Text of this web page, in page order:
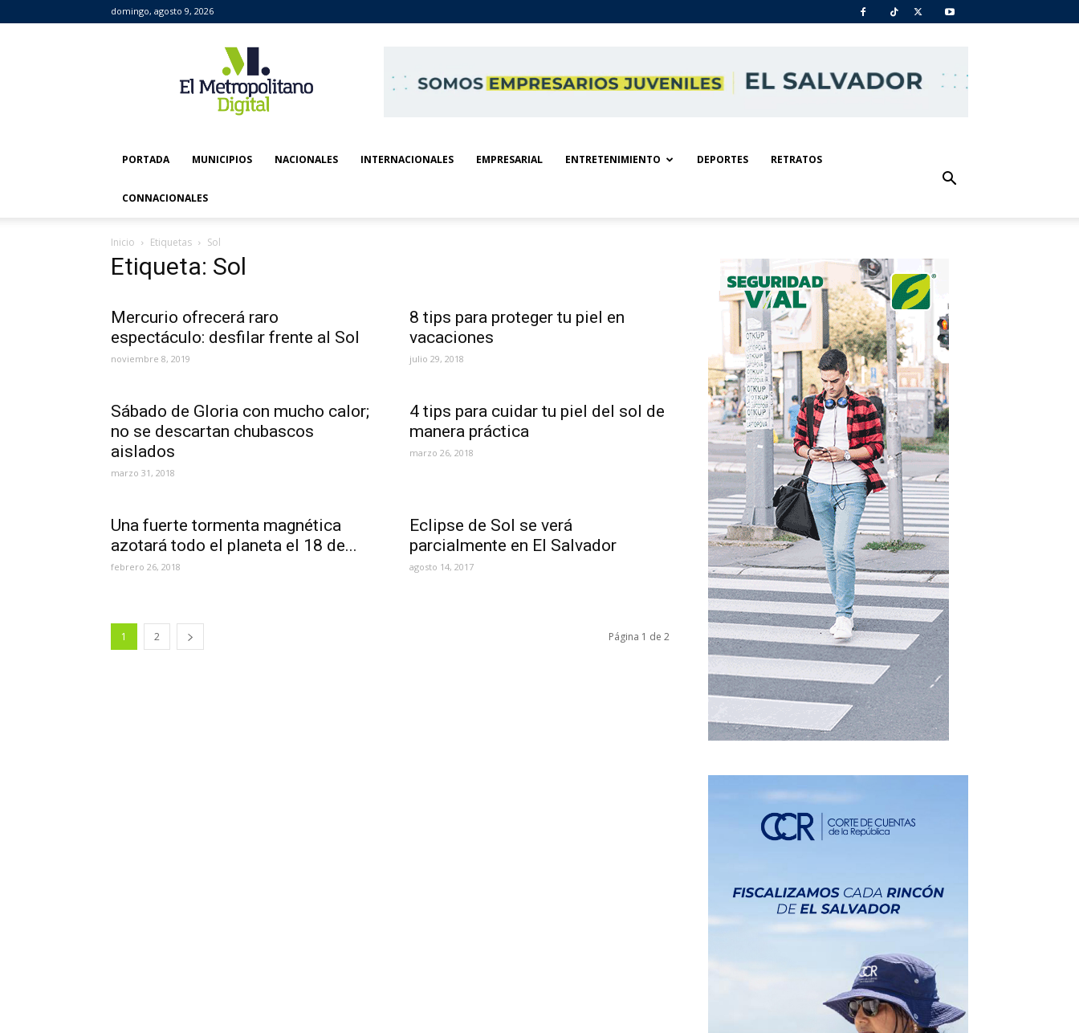
domingo, agosto 9, 2026
Metropolitano
Digital
PORTADA MUNICIPIOS NACIONALES INTERNACIONALES EMPRESARIAL ENTRETENIMIENTO DEPORTES RETRATOS
CONNACIONALES
Inicio Etiquetas Sol
Etiqueta: Sol
Mercurio ofrecerá raro
espectáculo: desfilar frente al Sol
noviembre 8, 2019
8 tips para proteger tu piel en
vacaciones
julio 29, 2018
Sábado de Gloria con mucho calor;
no se descartan chubascos
aislados
marzo 31, 2018
4 tips para cuidar tu piel del sol de
manera práctica
marzo 26, 2018
Una fuerte tormenta magnética
azotará todo el planeta el 18 de...
febrero 26, 2018
Eclipse de Sol se verá
parcialmente en El Salvador
agosto 14, 2017
1 2 Página 1 de 2